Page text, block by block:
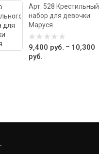
5
Арт. 528 Крестильный
набор для девочки
Маруся
0
out
of
9,400 руб. – 10,300
руб.